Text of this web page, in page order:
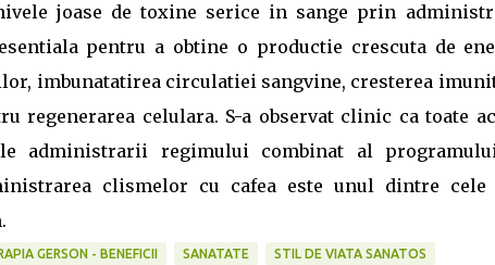
joase de toxine serice in sange prin
pentru a obtine o productie crescuta de
imbunatatirea circulatiei sangvine, cresterea
regenerarea celulara. S-a observat clinic ca toate
administrarii regimului combinat al
clismelor cu cafea este unul dintre cele
GERSON - BENEFICII SANATATE STIL DE VIATA SANATOS